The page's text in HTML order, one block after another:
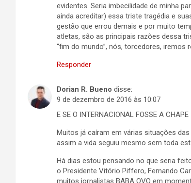
evidentes. Seria imbecilidade de minha
ainda acreditar) essa triste tragédia e
gestão que errou demais e por muito
atletas, são as principais razões dessa
“fim do mundo”, nós, torcedores, iremos
Responder
Dorian R. Bueno disse:
9 de dezembro de 2016 às 10:07
E SE O INTERNACIONAL FOSSE A CHAPE
Muitos já caíram em várias situações
assim a vida seguiu mesmo sem toda
Há dias estou pensando no que seria
o Presidente Vitório Piffero, Fernando
muitos jornalistas BABA OVO em